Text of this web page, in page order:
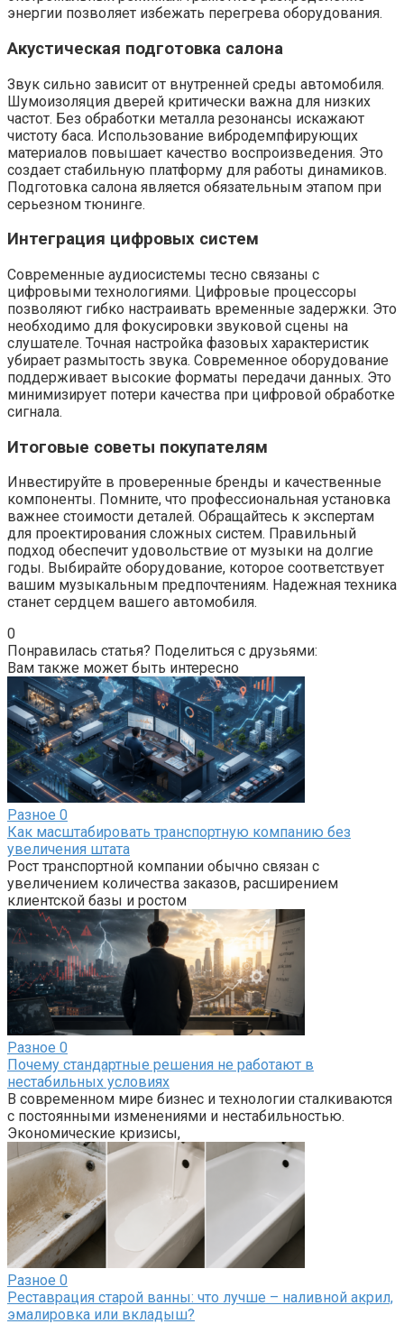
энергии позволяет избежать перегрева оборудования.
Акустическая подготовка салона
Звук сильно зависит от внутренней среды автомобиля.
Шумоизоляция дверей критически важна для низких
частот. Без обработки металла резонансы искажают
чистоту баса. Использование вибродемпфирующих
материалов повышает качество воспроизведения. Это
создает стабильную платформу для работы динамиков.
Подготовка салона является обязательным этапом при
серьезном тюнинге.
Интеграция цифровых систем
Современные аудиосистемы тесно связаны с
цифровыми технологиями. Цифровые процессоры
позволяют гибко настраивать временные задержки. Это
необходимо для фокусировки звуковой сцены на
слушателе. Точная настройка фазовых характеристик
убирает размытость звука. Современное оборудование
поддерживает высокие форматы передачи данных. Это
минимизирует потери качества при цифровой обработке
сигнала.
Итоговые советы покупателям
Инвестируйте в проверенные бренды и качественные
компоненты. Помните, что профессиональная установка
важнее стоимости деталей. Обращайтесь к экспертам
для проектирования сложных систем. Правильный
подход обеспечит удовольствие от музыки на долгие
годы. Выбирайте оборудование, которое соответствует
вашим музыкальным предпочтениям. Надежная техника
станет сердцем вашего автомобиля.
0
Понравилась статья? Поделиться с друзьями:
Вам также может быть интересно
Разное 0
Как масштабировать транспортную компанию без
увеличения штата
Рост транспортной компании обычно связан с
увеличением количества заказов, расширением
клиентской базы и ростом
Разное 0
Почему стандартные решения не работают в
нестабильных условиях
В современном мире бизнес и технологии сталкиваются
с постоянными изменениями и нестабильностью.
Экономические кризисы,
Разное 0
Реставрация старой ванны: что лучше – наливной акрил,
эмалировка или вкладыш?